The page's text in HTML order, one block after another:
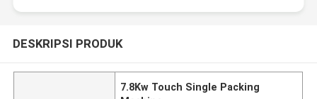
DESKRIPSI PRODUK
7.8Kw Touch Single Packing